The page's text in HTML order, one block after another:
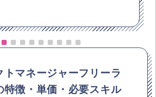
トマネージャーフリーラ
特徴・単価・必要スキル